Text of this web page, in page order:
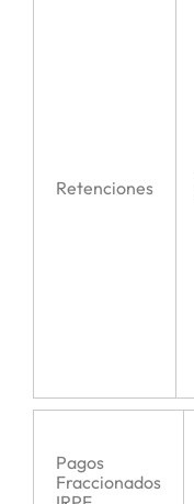
Retenciones
Pagos
Fraccionados